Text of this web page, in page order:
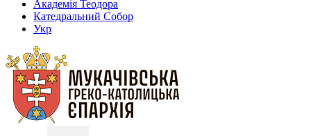
Академія Теодора
Катедральний Собор
Укр